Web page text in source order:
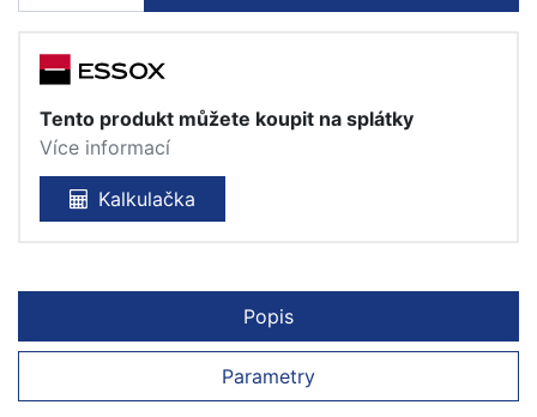
Tento produkt můžete koupit na splátky
Více informací
Kalkulačka
Popis
Parametry